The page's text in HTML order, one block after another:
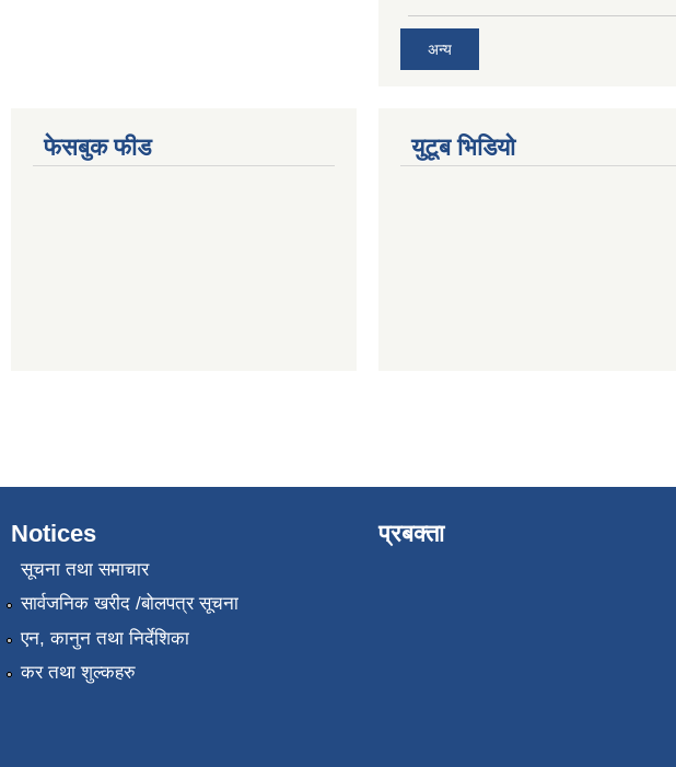
अन्य
फेसबुक फीड युटूब भिडियो
Notices
सूचना तथा समाचार
सार्वजनिक खरीद /बोलपत्र सूचना
एन, कानुन तथा निर्देशिका
कर तथा शुल्कहरु
प्रबक्ता